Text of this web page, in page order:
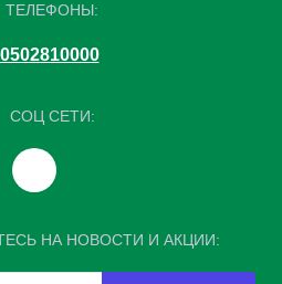
ТЕЛЕФОНЫ:
СОЦ СЕТИ:
НА НОВОСТИ И АКЦИИ: